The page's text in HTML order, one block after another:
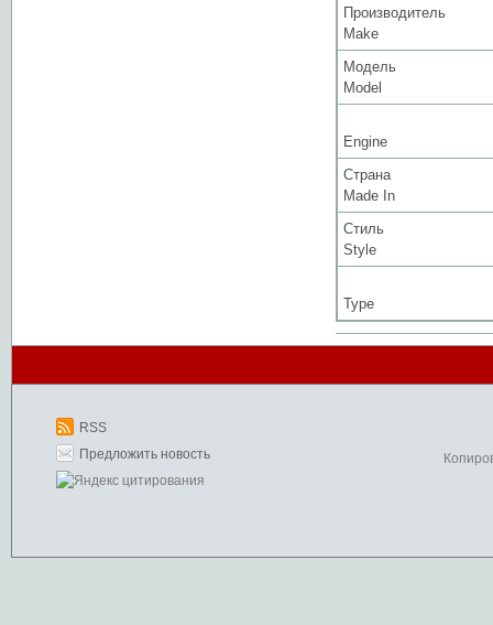
Производитель
Make
Модель
Model
Engine
Страна
Made In
Стиль
Style
Type
RSS
Предложить новость